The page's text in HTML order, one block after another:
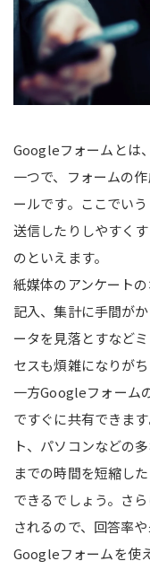
Googleフォームとは
一つで、フォームの
ールです。ここでい
送信したりしやすく
のといえます。
紙媒体のアンケート
記入、集計に手間が
ータを見落とすなど
セスも煩雑になりがち
一方Googleフォーム
ですぐに共有できま
ト、パソコンなどの
までの時間を短縮し
できるでしょう。さ
されるので、回答率
Googleフォームを使